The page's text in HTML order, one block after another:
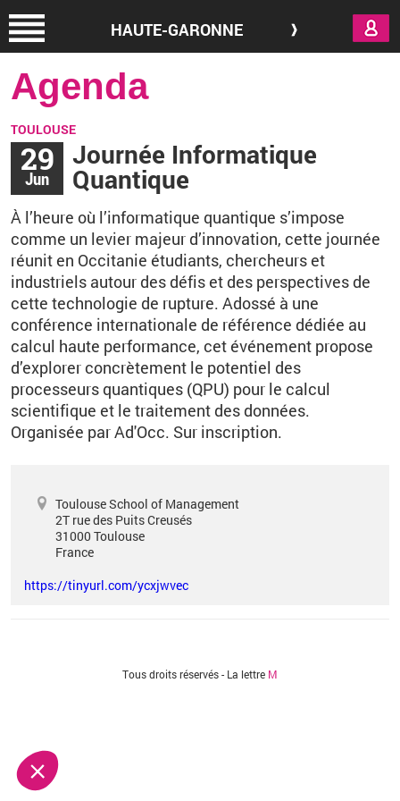
HAUTE-GARONNE
Agenda
TOULOUSE
29
Jun
Journée Informatique
Quantique
À l’heure où l’informatique quantique s’impose
comme un levier majeur d’innovation, cette journée
réunit en Occitanie étudiants, chercheurs et
industriels autour des défis et des perspectives de
cette technologie de rupture. Adossé à une
conférence internationale de référence dédiée au
calcul haute performance, cet événement propose
d’explorer concrètement le potentiel des
processeurs quantiques (QPU) pour le calcul
scientifique et le traitement des données.
Organisée par Ad'Occ. Sur inscription.
Toulouse School of Management
2T rue des Puits Creusés
31000 Toulouse
France
https://tinyurl.com/ycxjwvec
Tous droits réservés - La lettre M